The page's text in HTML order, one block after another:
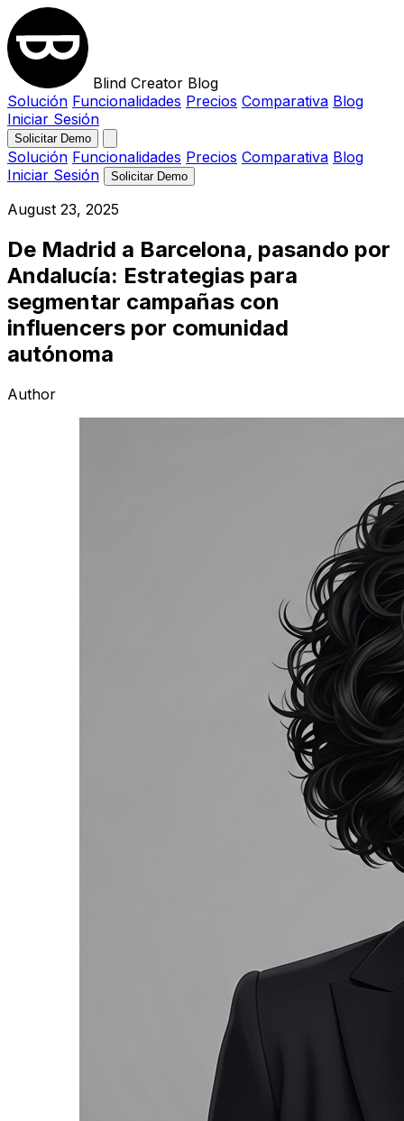
Blind Creator Blog
Solución Funcionalidades Precios Comparativa Blog
Iniciar Sesión
Solicitar Demo
Solución Funcionalidades Precios Comparativa Blog
Iniciar Sesión
Solicitar Demo
August 23, 2025
De Madrid a Barcelona, pasando por
Andalucía: Estrategias para
segmentar campañas con
influencers por comunidad
autónoma
Author